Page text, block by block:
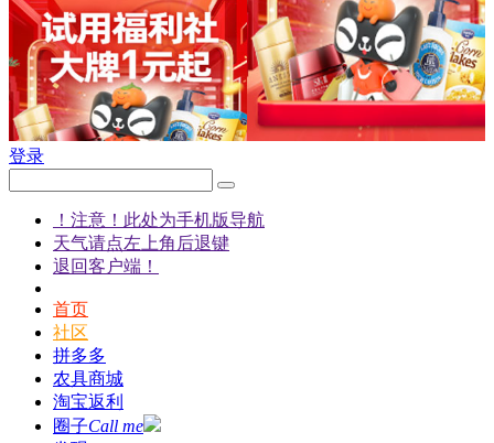
登录
！注意！此处为手机版导航
天气请点左上角后退键
退回客户端！
首页
社区
拼多多
农具商城
淘宝返利
圈子Call me